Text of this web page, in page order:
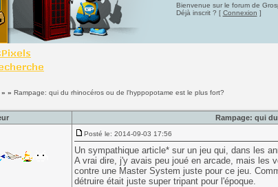
Bienvenue sur le forum de
Déjà inscrit ? [ Connexion ]
» »Rampage: qui du rhinocéros ou de l'hyppopotame est le plus fort?
Rampage: qui
Posté le: 2014-09-03 17:56
Un sympathique article* sur un jeu qui, dans les
A vrai dire, j'y avais peu joué en arcade, mais les
contre une Master System juste pour ce jeu.
détruire était juste super tripant pour l'époque.